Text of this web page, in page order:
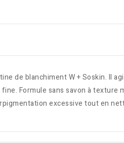
de blanchiment W + Soskin. Il
Formule sans savon à texture
excessive tout en